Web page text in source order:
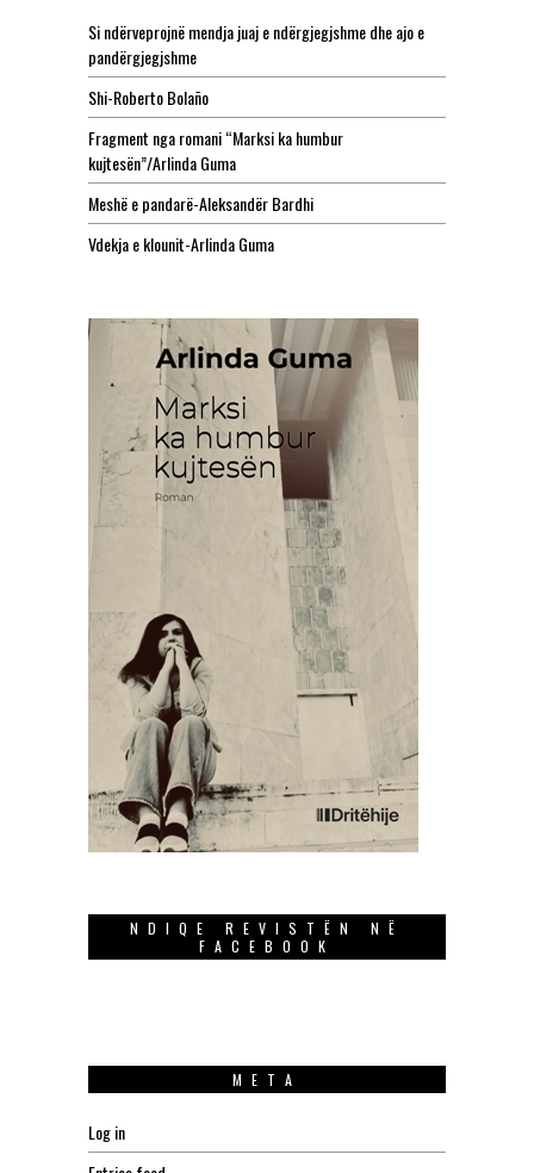
Si ndërveprojnë mendja juaj e ndërgjegjshme dhe ajo e
pandërgjegjshme
Shi-Roberto Bolaño
Fragment nga romani “Marksi ka humbur
kujtesën”/Arlinda Guma
Meshë e pandarë-Aleksandër Bardhi
Vdekja e klounit-Arlinda Guma
NDIQE REVISTËN NË
FACEBOOK
META
Log in